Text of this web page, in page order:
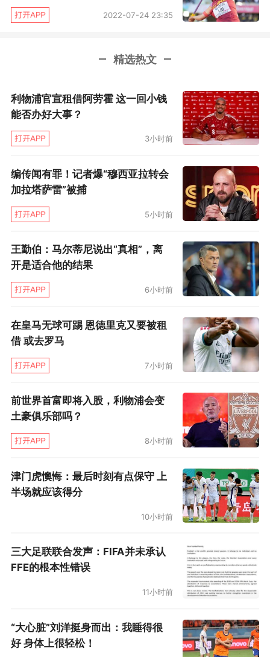
67米69，刘诗颖赛季最佳67米12。结果在2018
63米16夺得亚军。2019年多哈田径世锦赛中，
会会65米49获得第三名。
“把女子标枪提升到新高度”
虑过，焦虑之后的积淀期，帮助她走出低谷。“今
年我经历了很多事情，中间经历了伤病问题，把
我的备战的节奏和比赛的节奏都打乱了。所以今
或体育生涯都是个宝贵的财富。伤病可能破坏了
一些训练技术和比赛的感觉。尤其有伤在身，会
影响训练计划，训练质量。但是伤病也让我有一
个积淀的时间，可以在这个低谷期多思考，之后
就会迎来一个更好的开始。”
东京奥运会前，在中国田径投掷项群赛，久疏战
阵的刘诗颖站上女子标枪赛场，就投出64米56，
创造今年世界最好成绩。回顾刘诗颖近三年的表
现，两次投出超过67米的成绩，确实值得期待。
虽然她也存在大赛发挥欠佳的问题。这位中国顶
级女子标枪选手，如果能够解决到自身发挥的稳
定性，关键时候做好自己，在奥运会赛场上实现
临近大赛，刘诗颖也有目标。那就是做好自己，
做好过程，期待最好的结果。“东京奥运会我的目
标就是把过程做好。我相信把过程做好了，结果
去预判，成绩肯定是想往高了走。尽力把备战过
程，把比赛过程做好，把比赛的精气神，把技术
2022-07-24 23:35
精选热文
利物浦官宣租借阿劳霍 这一回小钱
能否办好大事？
3小时前
编传闻有罪！记者爆“穆西亚拉转会
加拉塔萨雷”被捕
5小时前
王勤伯：马尔蒂尼说出“真相”，离
开是适合他的结果
6小时前
在皇马无球可踢 恩德里克又要被租
借 或去罗马
7小时前
前世界首富即将入股，利物浦会变
土豪俱乐部吗？
8小时前
津门虎懊悔：最后时刻有点保守 上
半场就应该得分
10小时前
三大足联联合发声：FIFA并未承认
FFE的根本性错误
11小时前
“大心脏”刘洋挺身而出：我睡得很
好 身体上很轻松！